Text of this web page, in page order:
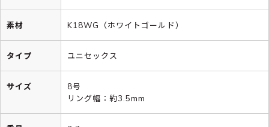
素材 K18WG（ホワイトゴールド）
タイプ ユニセックス
サイズ
8号
リング幅：約3.5mm